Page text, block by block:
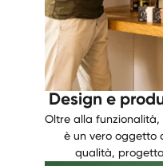
Design e
Oltre alla funzionalità,
è un vero oggetto
qualità,